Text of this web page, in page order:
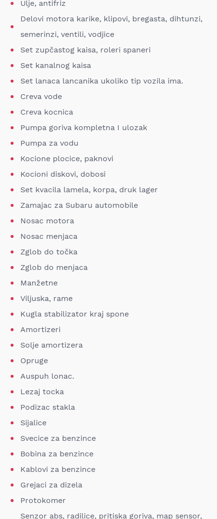
Ulje, antifriz
Delovi motora karike, klipovi, bregasta, dihtunzi,
semerinzi, ventili, vodjice
Set zupčastog kaisa, roleri spaneri
Set kanalnog kaisa
Set lanaca lancanika ukoliko tip vozila ima.
Creva vode
Creva kocnica
Pumpa goriva kompletna I ulozak
Pumpa za vodu
Kocione plocice, paknovi
Kocioni diskovi, dobosi
Set kvacila lamela, korpa, druk lager
Zamajac za Subaru automobile
Nosac motora
Nosac menjaca
Zglob do točka
Zglob do menjaca
Manžetne
Viljuska, rame
Kugla stabilizator kraj spone
Amortizeri
Solje amortizera
Opruge
Auspuh lonac.
Lezaj tocka
Podizac stakla
Sijalice
Svecice za benzince
Bobina za benzince
Kablovi za benzince
Grejaci za dizela
Protokomer
Senzor abs, radilice, pritiska goriva, map sensor,